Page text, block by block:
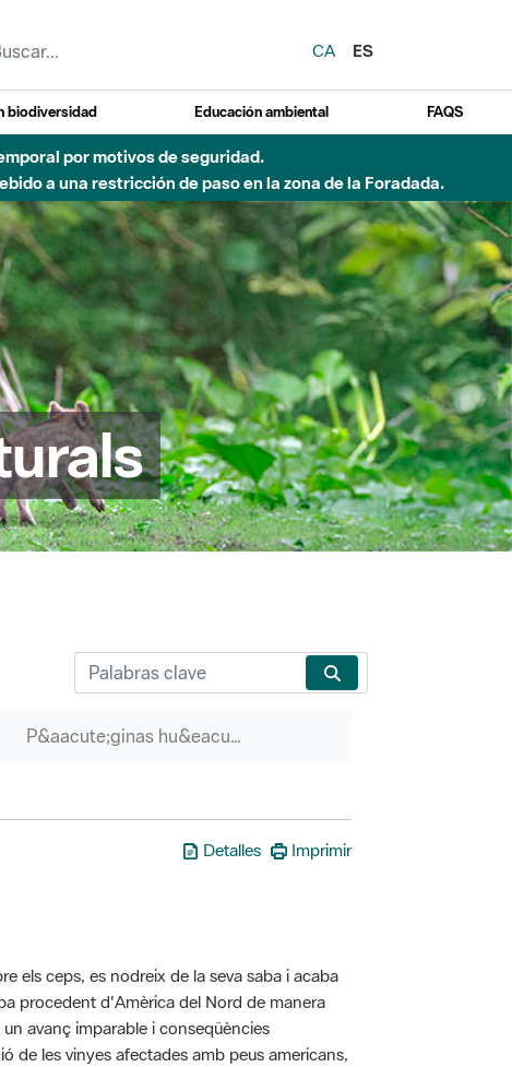
CA
ES
biodiversidad Educación ambiental FAQS
por motivos de seguridad.
a una restricción de paso en la zona de la Foradada.
P&aacute;ginas hu&eacute;rfanas
Detalles Imprimir
els ceps, es nodreix de la seva saba i acaba
procedent d'Amèrica del Nord de manera
avanç imparable i conseqüències
de les vinyes afectades amb peus americans,